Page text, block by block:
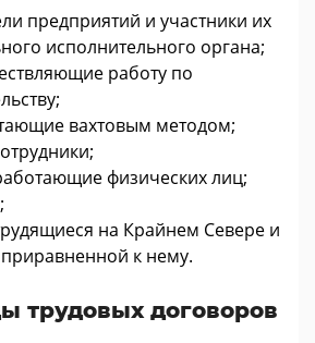
предприятий и участники их
исполнительного органа;
работу по
вахтовым методом;
физических лиц;
на Крайнем Севере и
к нему.
трудовых договоров